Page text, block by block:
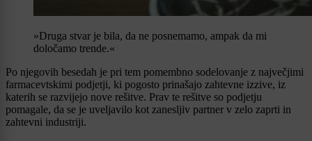
»Druga stvar je bila, da ne posnemamo, ampak da mi
določamo trende.«
Po njegovih besedah je pri tem pomembno sodelovanje z največjimi
farmacevtskimi podjetji, ki pogosto prinašajo zahtevne izzive, iz
katerih se razvijejo nove rešitve. Prav te rešitve so podjetju
pomagale, da se je uveljavilo kot zanesljiv partner v zelo zaprti in
zahtevni industriji.